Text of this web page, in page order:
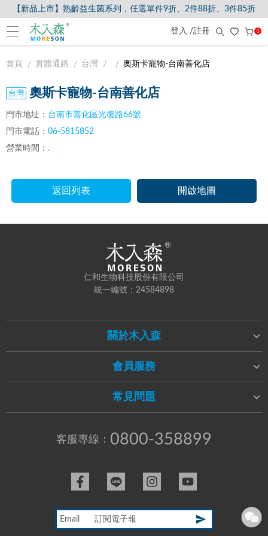
【新品上市】熟齡益生菌系列，任選單件9折、2件88折、3件85折
登入 /註冊 0
首頁 實體通路 台灣 奧斯卡寵物-台南善化店
奧斯卡寵物-台南善化店
門市地址： 台南市善化區光復路66號
門市電話： 06-5815852
營業時間： .
返回列表 開啟地圖
仁和生物科技股份有限公司
統一編號：24584898
關於木入森
會員服務
常見問題
客服專線： 0800-358899
Email